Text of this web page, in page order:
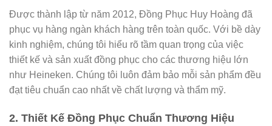
Được thành lập từ năm 2012, Đồng Phục Huy Hoàng đã
phục vụ hàng ngàn khách hàng trên toàn quốc. Với bề dày
kinh nghiệm, chúng tôi hiểu rõ tầm quan trọng của việc
thiết kế và sản xuất đồng phục cho các thương hiệu lớn
như Heineken. Chúng tôi luôn đảm bảo mỗi sản phẩm đều
đạt tiêu chuẩn cao nhất về chất lượng và thẩm mỹ.
2. Thiết Kế Đồng Phục Chuẩn Thương Hiệu